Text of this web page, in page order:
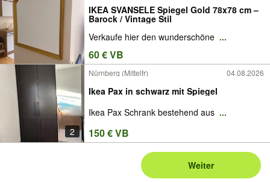
IKEA SVANSELE Spiegel Gold 78x78 cm –
Barock / Vintage Stil
Verkaufe hier den wunderschöne ...
60 € VB
2
Nürnberg (Mittelfr) 04.08.2026
Ikea Pax in schwarz mit Spiegel
Ikea Pax Schrank bestehend aus ...
150 € VB
Weiter